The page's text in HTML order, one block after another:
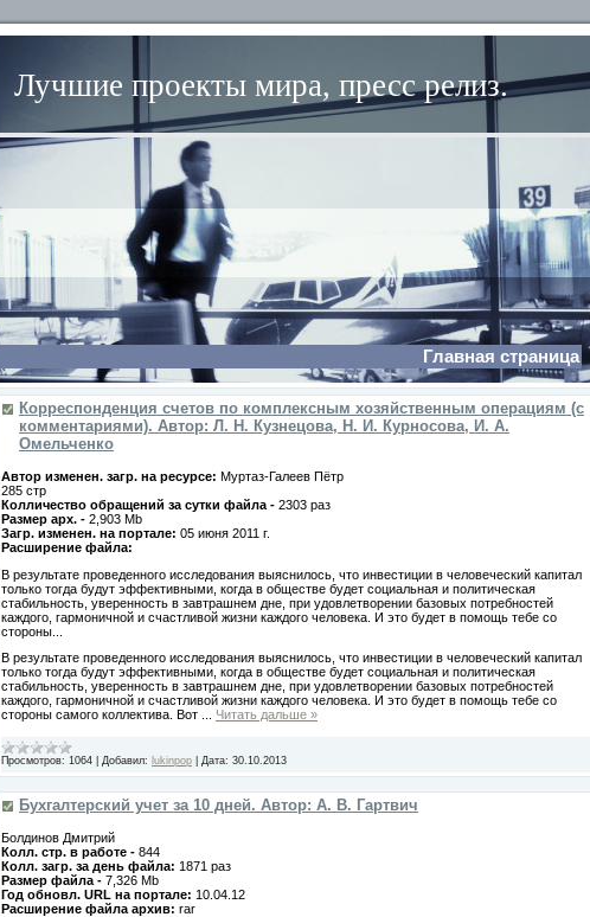
Лучшие проекты мира, пресс релиз.
Главная страница
Корреспонденция счетов по комплексным хозяйственным операциям (с
комментариями). Автор: Л. Н. Кузнецова, Н. И. Курносова, И. А.
Омельченко
Автор изменен. загр. на ресурсе: Муртаз-Галеев Пётр
285 стр
Колличество обращений за сутки файла - 2303 раз
Размер арх. - 2,903 Mb
Загр. изменен. на портале: 05 июня 2011 г.
Расширение файла:
В результате проведенного исследования выяснилось, что инвестиции в человеческий капитал
только тогда будут эффективными, когда в обществе будет социальная и политическая
стабильность, уверенность в завтрашнем дне, при удовлетворении базовых потребностей
каждого, гармоничной и счастливой жизни каждого человека. И это будет в помощь тебе со
стороны...
В результате проведенного исследования выяснилось, что инвестиции в человеческий капитал
только тогда будут эффективными, когда в обществе будет социальная и политическая
стабильность, уверенность в завтрашнем дне, при удовлетворении базовых потребностей
каждого, гармоничной и счастливой жизни каждого человека. И это будет в помощь тебе со
стороны самого коллектива. Вот
Читать дальше »
Просмотров: 1064 Добавил: lukinpop Дата: 30.10.2013
Бухгалтерский учет за 10 дней. Автор: А. В. Гартвич
Болдинов Дмитрий
Колл. стр. в работе - 844
Колл. загр. за день файла: 1871 раз
Размер файла - 7,326 Mb
Год обновл. URL на портале: 10.04.12
Расширение файла архив: rar